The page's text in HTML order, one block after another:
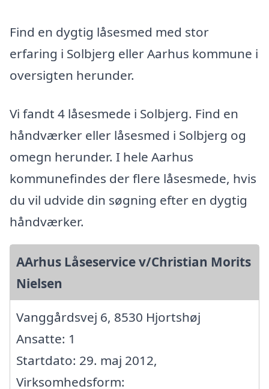
Find en dygtig låsesmed med stor
erfaring i Solbjerg eller Aarhus kommune i
oversigten herunder.
Vi fandt 4 låsesmede i Solbjerg. Find en
håndværker eller låsesmed i Solbjerg og
omegn herunder. I hele Aarhus
kommunefindes der flere låsesmede, hvis
du vil udvide din søgning efter en dygtig
håndværker.
AArhus Låseservice v/Christian Morits
Nielsen
Vanggårdsvej 6, 8530 Hjortshøj
Ansatte: 1
Startdato: 29. maj 2012,
Virksomhedsform: